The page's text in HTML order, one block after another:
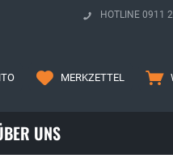
HOTLINE 0911
MERKZETTEL
UNS